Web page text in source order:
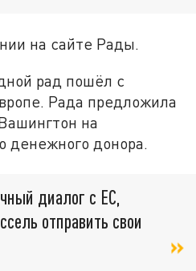
на сайте Рады.
рад пошёл с
Рада предложила
на
денежного донора.
диалог с ЕС,
отправить свои